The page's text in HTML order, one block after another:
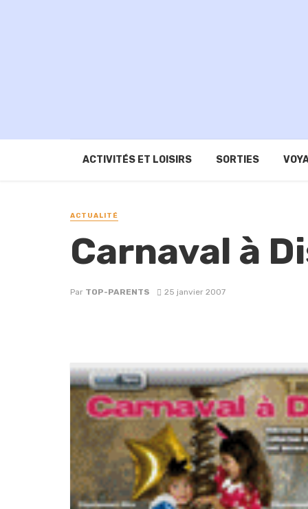
ACTIVITÉS ET LOISIRS SORTIES
ACTUALITÉ
Carnaval à
Par TOP-PARENTS 25 janvier 2007